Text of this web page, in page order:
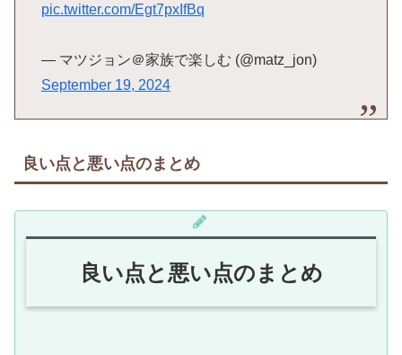
pic.twitter.com/Egt7pxIfBq
— マツジョン＠家族で楽しむ (@matz_jon)
September 19, 2024
良い点と悪い点のまとめ
良い点と悪い点のまとめ